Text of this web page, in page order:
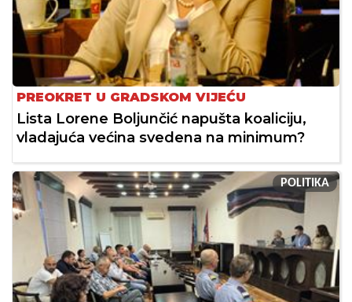
PREOKRET U GRADSKOM VIJEĆU
Lista Lorene Boljunčić napušta koaliciju,
vladajuća većina svedena na minimum?
POLITIKA